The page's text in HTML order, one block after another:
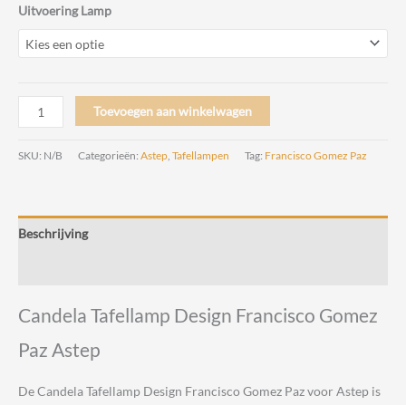
Uitvoering Lamp
Candela
Tafellamp
by
Paz
Astep
Toevoegen aan winkelwagen
SKU: N/B Categorieën: Astep, Tafellampen Tag: Francisco Gomez Paz
Beschrijving
Candela Tafellamp Design Francisco Gomez
Paz Astep
De Candela Tafellamp Design Francisco Gomez Paz voor Astep is